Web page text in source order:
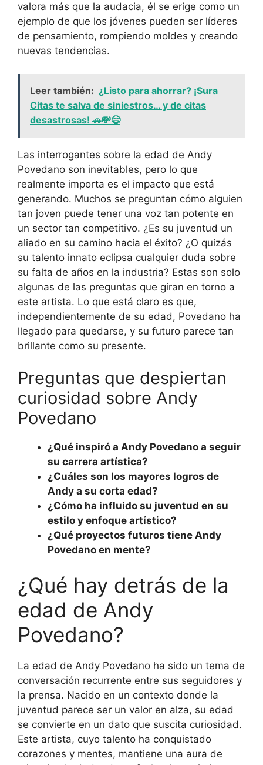
valora más que la audacia, él se erige como un
ejemplo de que los jóvenes pueden ser líderes
de pensamiento, rompiendo moldes y creando
nuevas tendencias.
Leer también: ¿Listo para ahorrar? ¡Sura
Citas te salva de siniestros… y de citas
desastrosas! 🚗💸😄
Las interrogantes sobre la edad de Andy
Povedano son inevitables, pero lo que
realmente importa es el impacto que está
generando. Muchos se preguntan cómo alguien
tan joven puede tener una voz tan potente en
un sector tan competitivo. ¿Es su juventud un
aliado en su camino hacia el éxito? ¿O quizás
su talento innato eclipsa cualquier duda sobre
su falta de años en la industria? Estas son solo
algunas de las preguntas que giran en torno a
este artista. Lo que está claro es que,
independientemente de su edad, Povedano ha
llegado para quedarse, y su futuro parece tan
brillante como su presente.
Preguntas que despiertan
curiosidad sobre Andy
Povedano
¿Qué inspiró a Andy Povedano a seguir
su carrera artística?
¿Cuáles son los mayores logros de
Andy a su corta edad?
¿Cómo ha influido su juventud en su
estilo y enfoque artístico?
¿Qué proyectos futuros tiene Andy
Povedano en mente?
¿Qué hay detrás de la
edad de Andy
Povedano?
La edad de Andy Povedano ha sido un tema de
conversación recurrente entre sus seguidores y
la prensa. Nacido en un contexto donde la
juventud parece ser un valor en alza, su edad
se convierte en un dato que suscita curiosidad.
Este artista, cuyo talento ha conquistado
corazones y mentes, mantiene una aura de